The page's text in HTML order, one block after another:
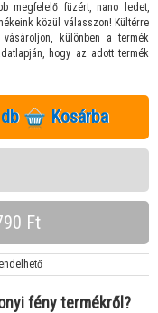
megfelelő füzért, nano ledet,
közül válasszon! Kültérre
különben a termék
hogy az adott termék
db Kosárba
Ft
fény termékről?